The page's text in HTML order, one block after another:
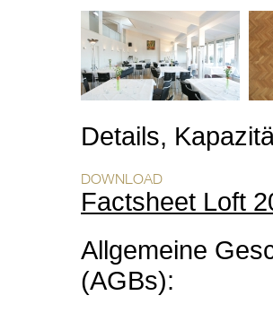
Details,
Factsheet Loft
Allgemeine
(AGBs):